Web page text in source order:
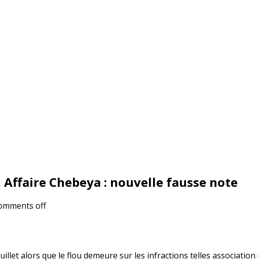
Chebeya : nouvelle fausse note
off
alors que le flou demeure sur les infractions telles